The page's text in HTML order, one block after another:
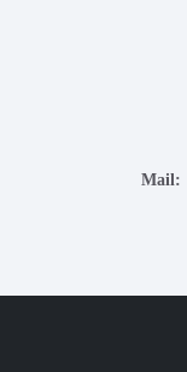
Mail: